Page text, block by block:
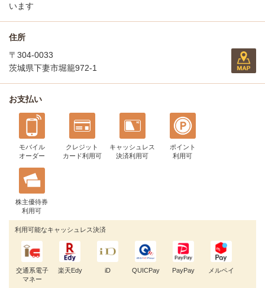
います
住所
〒304-0033
茨城県下妻市堀籠972-1
お支払い
モバイル
オーダー
クレジット
カード利用可
キャッシュレス
決済利用可
ポイント
利用可
株主優待券
利用可
利用可能なキャッシュレス決済
交通系電子
マネー
楽天Edy iD QUICPay PayPay メルペイ